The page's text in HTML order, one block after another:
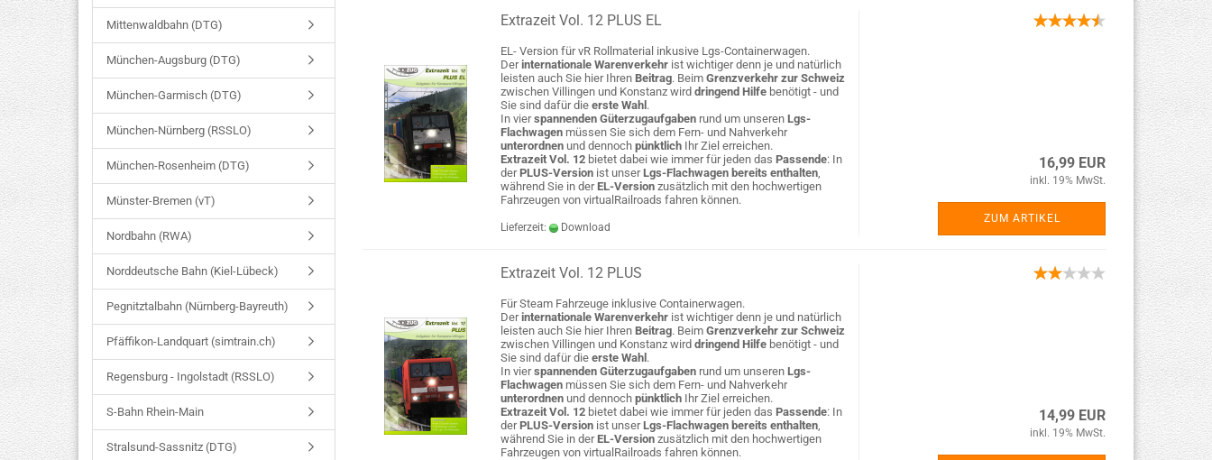
Extrazeit Vol. 12 PLUS EL
EL- Version für vR Rollmaterial inkusive Lgs-Containerwagen.
Derinternationale Warenverkehr ist wichtiger denn je und natürlich
leisten auch Sie hier Ihren Beitrag. Beim Grenzverkehr zur Schweiz
zwischen Villingen und Konstanz wird dringend Hilfe benötigt - und
Sie sind dafür die erste Wahl .
In vierspannenden Güterzugaufgaben rund um unseren Lgs-
Flachwagen müssen Sie sich dem Fern- und Nahverkehr
unterordnen und dennoch pünktlich Ihr Ziel erreichen.
Extrazeit Vol. 12 bietet dabei wie immer für jeden das Passende: In
derPLUS-Version ist unserLgs-Flachwagen bereits enthalten,
während Sie in derEL-Version zusätzlich mit den hochwertigen
Fahrzeugen von virtualRailroads fahren können.
Lieferzeit: Download
16,99 EUR
inkl. 19% MwSt.
ZUM ARTIKEL
Extrazeit Vol. 12 PLUS
Für Steam Fahrzeuge inklusive Containerwagen.
Derinternationale Warenverkehr ist wichtiger denn je und natürlich
leisten auch Sie hier Ihren Beitrag. Beim Grenzverkehr zur Schweiz
zwischen Villingen und Konstanz wird dringend Hilfe benötigt - und
Sie sind dafür die erste Wahl .
In vierspannenden Güterzugaufgaben rund um unseren Lgs-
Flachwagen müssen Sie sich dem Fern- und Nahverkehr
unterordnen und dennoch pünktlich Ihr Ziel erreichen.
Extrazeit Vol. 12 bietet dabei wie immer für jeden das Passende: In
derPLUS-Version ist unserLgs-Flachwagen bereits enthalten,
während Sie in derEL-Version zusätzlich mit den hochwertigen
Fahrzeugen von virtualRailroads fahren können.
14,99 EUR
inkl. 19% MwSt.
Mittenwaldbahn (DTG)
München-Augsburg (DTG)
München-Garmisch (DTG)
München-Nürnberg (RSSLO)
München-Rosenheim (DTG)
Münster-Bremen (vT)
Nordbahn (RWA)
Norddeutsche Bahn (Kiel-Lübeck)
Pegnitztalbahn (Nürnberg-Bayreuth)
Pfäffikon-Landquart (simtrain.ch)
Regensburg - Ingolstadt (RSSLO)
S-Bahn Rhein-Main
Stralsund-Sassnitz (DTG)